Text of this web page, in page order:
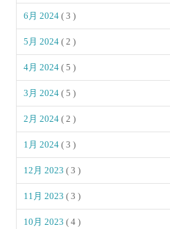
6月 2024( 3 )
5月 2024( 2 )
4月 2024( 5 )
3月 2024( 5 )
2月 2024( 2 )
1月 2024( 3 )
12月 2023( 3 )
11月 2023( 3 )
10月 2023( 4 )